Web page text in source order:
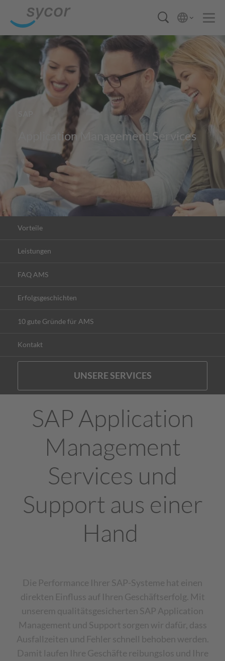
Application Management Services
Vorteile
Leistungen
FAQ AMS
Erfolgsgeschichten
10 gute Gründe für AMS
Kontakt
UNSERE SERVICES
SAP Application
Management
Services und
Support aus einer
Hand
Die Performance Ihrer SAP-Systeme hat einen
direkten Einfluss auf Ihren Geschäftserfolg. Mit
unserem qualitätsgesicherten SAP Application
Management und Support sorgen wir dafür, dass
Ausfallzeiten und Fehler schnell behoben werden.
Damit laufen Ihre Geschäfte reibungslos und Ihre